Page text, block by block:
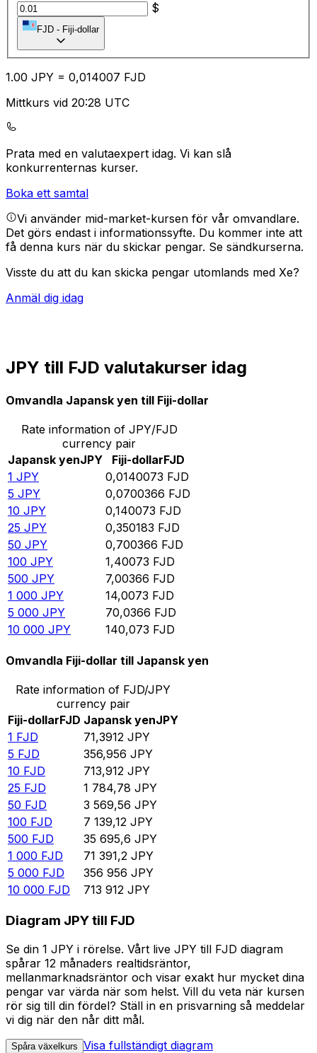
$
FJD - Fiji-dollar
1.00 JPY = 0,014007 FJD
Mittkurs vid 20:28 UTC
Prata med en valutaexpert idag. Vi kan slå
konkurrenternas kurser.
Boka ett samtal
Vi använder mid-market-kursen för vår omvandlare.
Det görs endast i informationssyfte. Du kommer inte att
få denna kurs när du skickar pengar. Se sändkurserna.
Visste du att du kan skicka pengar utomlands med Xe?
Anmäl dig idag
JPY till FJD valutakurser idag
Omvandla Japansk yen till Fiji-dollar
Rate information of JPY/FJD
currency pair
Japansk yenJPY Fiji-dollarFJD
1 JPY 0,0140073 FJD
5 JPY 0,0700366 FJD
10 JPY 0,140073 FJD
25 JPY 0,350183 FJD
50 JPY 0,700366 FJD
100 JPY 1,40073 FJD
500 JPY 7,00366 FJD
1 000 JPY 14,0073 FJD
5 000 JPY 70,0366 FJD
10 000 JPY 140,073 FJD
Omvandla Fiji-dollar till Japansk yen
Rate information of FJD/JPY
currency pair
Fiji-dollarFJD Japansk yenJPY
1 FJD 71,3912 JPY
5 FJD 356,956 JPY
10 FJD 713,912 JPY
25 FJD 1 784,78 JPY
50 FJD 3 569,56 JPY
100 FJD 7 139,12 JPY
500 FJD 35 695,6 JPY
1 000 FJD 71 391,2 JPY
5 000 FJD 356 956 JPY
10 000 FJD 713 912 JPY
Diagram JPY till FJD
Se din 1 JPY i rörelse. Vårt live JPY till FJD diagram
spårar 12 månaders realtidsräntor,
mellanmarknadsräntor och visar exakt hur mycket dina
pengar var värda när som helst. Vill du veta när kursen
rör sig till din fördel? Ställ in en prisvarning så meddelar
vi dig när den når ditt mål.
Spåra växelkurs Visa fullständigt diagram